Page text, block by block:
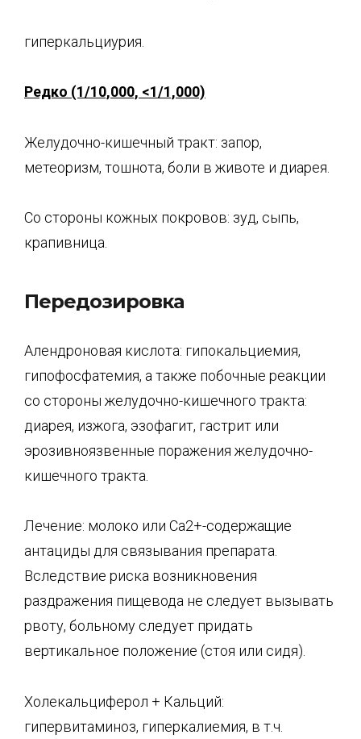
гиперкальциурия.
Редко (1/10,000, <1/1,000)
Желудочно-кишечный тракт: запор,
метеоризм, тошнота, боли в животе и диарея.
Со стороны кожных покровов: зуд, сыпь,
крапивница.
Передозировка
Алендроновая кислота: гипокальциемия,
гипофосфатемия, а также побочные реакции
со стороны желудочно-кишечного тракта:
диарея, изжога, эзофагит, гастрит или
эрозивно­язвенные поражения желудочно-
кишечного тракта.
Лечение: молоко или Са2+-содержащие
антациды для связывания препарата.
Вследствие риска возникновения
раздражения пищевода не следует вызывать
рвоту, больному следует придать
вертикальное положение (стоя или сидя).
Холекальциферол + Кальций:
гипервитаминоз, гиперкалиемия, в т.ч.